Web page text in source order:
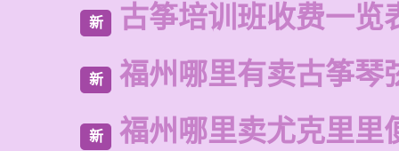
新 古筝培训班收费一览
新 福州哪里有卖古筝琴
新 福州哪里卖尤克里里